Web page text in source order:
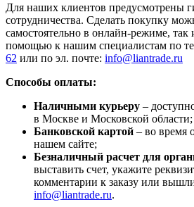
Для наших клиентов предусмотрены
сотрудничества. Сделать покупку
самостоятельно в онлайн-режиме, так
помощью к нашим специалистам по
62 или по эл. почте: info@liantrade.ru
Способы оплаты:
Наличными курьеру –
в Москве и Московской области;
Банковской картой – во время
нашем сайте;
Безналичный расчет для
выставить счет, укажите
комментарии к заказу или
info@liantrade.ru.